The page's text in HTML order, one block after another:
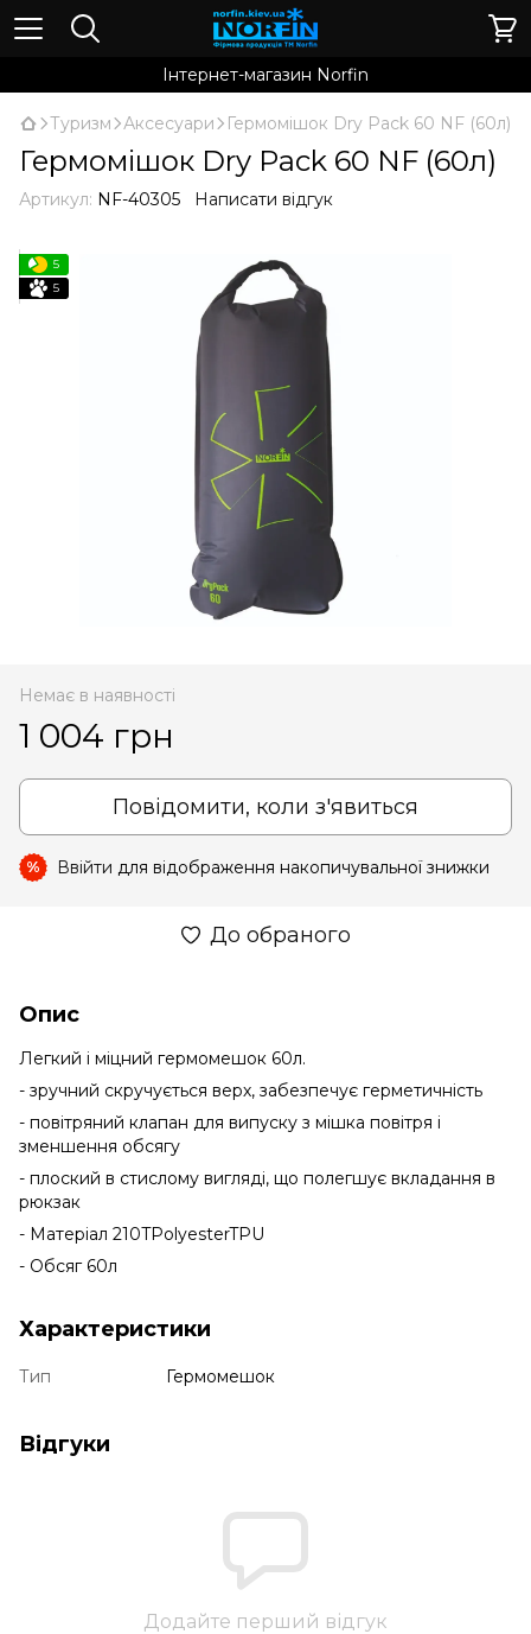
Інтернет-магазин Norfin
Туризм Аксесуари Гермомішок Dry Pack 60 NF (60л)
Гермомішок Dry Pack 60 NF (60л)
Артикул: NF-40305 Написати відгук
5
5
Немає в наявності
1 004 грн
Повідомити, коли з'явиться
% Ввійти для відображення накопичувальної знижки
До обраного
Опис
Легкий і міцний гермомешок 60л.
- зручний скручується верх, забезпечує герметичність
- повітряний клапан для випуску з мішка повітря і
зменшення обсягу
- плоский в стислому вигляді, що полегшує вкладання в
рюкзак
- Матеріал 210TPolyesterTPU
- Обсяг 60л
Характеристики
Тип Гермомешок
Відгуки
Додайте перший відгук